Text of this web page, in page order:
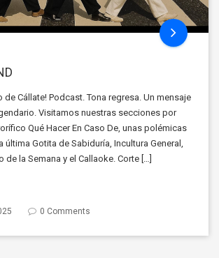
Cállate! Podcast. Tona regresa. Un mensaje
Visitamos nuestras secciones por
Qué Hacer En Caso De, unas polémicas
última Gotita de Sabiduría, Incultura General,
de la Semana y el Callaoke. Corte […]
0 Comments